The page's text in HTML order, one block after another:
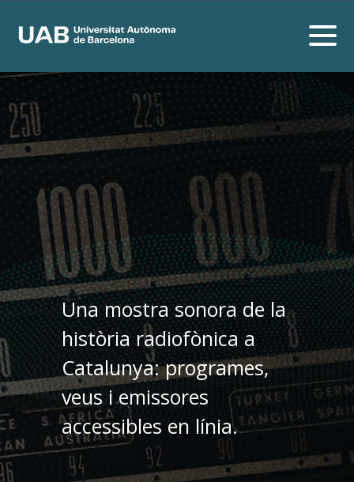
Una mostra sonora de la
història radiofònica a
Catalunya: programes,
veus i emissores
accessibles en línia.